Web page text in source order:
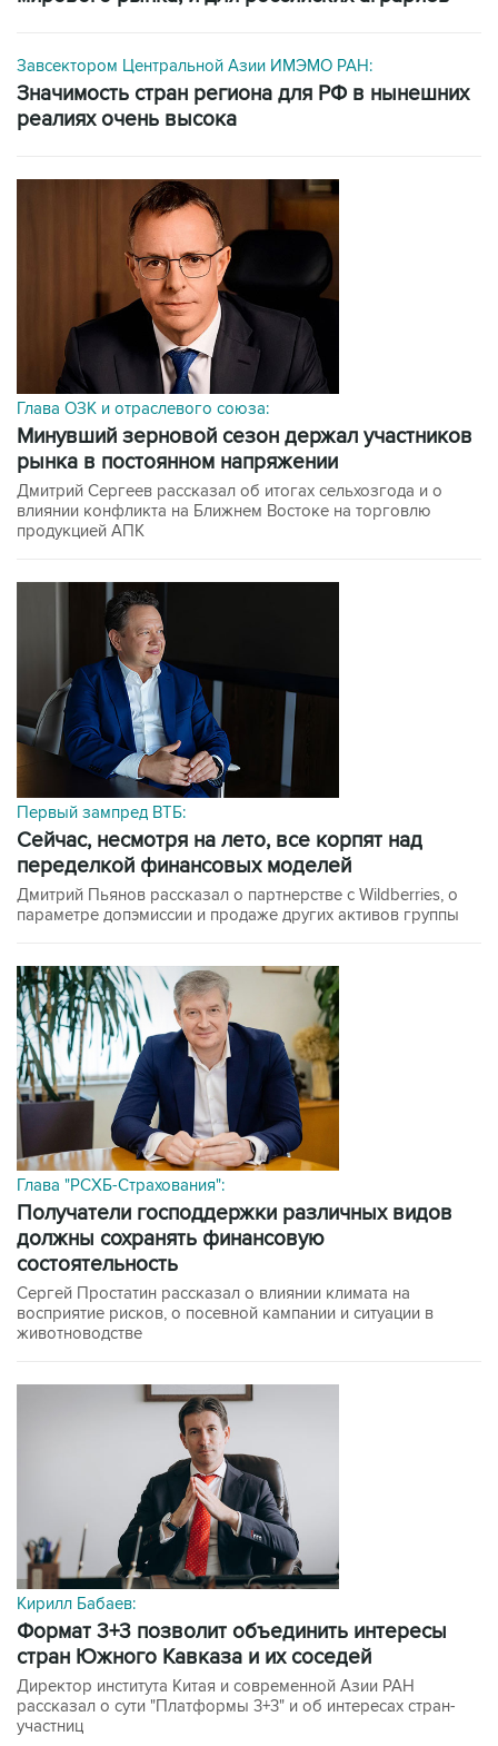
Завсектором Центральной Азии ИМЭМО РАН:
значимость стран региона для РФ в нынешних
реалиях очень высока
Глава ОЗК и отраслевого союза:
минувший зерновой сезон держал участников
рынка в постоянном напряжении
Дмитрий Сергеев рассказал об итогах сельхозгода и о
влиянии конфликта на Ближнем Востоке на торговлю
продукцией АПК
Первый зампред ВТБ:
сейчас, несмотря на лето, все корпят над
переделкой финансовых моделей
Дмитрий Пьянов рассказал о партнерстве с Wildberries, о
параметре допэмиссии и продаже других активов группы
Глава "РСХБ-Страхования":
получатели господдержки различных видов
должны сохранять финансовую
состоятельность
Сергей Простатин рассказал о влиянии климата на
восприятие рисков, о посевной кампании и ситуации в
животноводстве
Кирилл Бабаев:
формат 3+3 позволит объединить интересы
стран Южного Кавказа и их соседей
Директор института Китая и современной Азии РАН
рассказал о сути "Платформы 3+3" и об интересах стран-
участниц